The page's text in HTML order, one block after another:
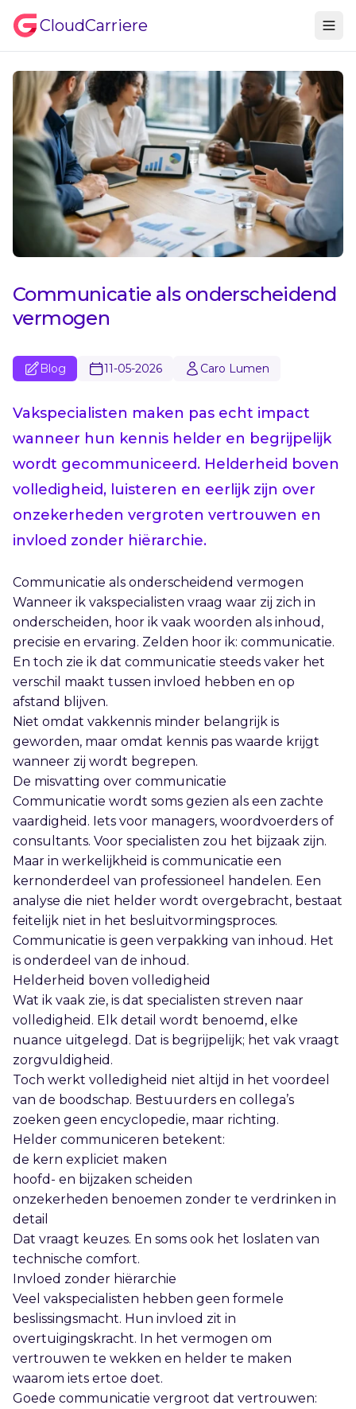
CloudCarriere
Communicatie als onderscheidend
vermogen
Blog 11-05-2026 Caro Lumen
Vakspecialisten maken pas echt impact
wanneer hun kennis helder en begrijpelijk
wordt gecommuniceerd. Helderheid boven
volledigheid, luisteren en eerlijk zijn over
onzekerheden vergroten vertrouwen en
invloed zonder hiërarchie.
Communicatie als onderscheidend vermogen
Wanneer ik vakspecialisten vraag waar zij zich in
onderscheiden, hoor ik vaak woorden als inhoud,
precisie en ervaring. Zelden hoor ik: communicatie.
En toch zie ik dat communicatie steeds vaker het
verschil maakt tussen invloed hebben en op
afstand blijven.
Niet omdat vakkennis minder belangrijk is
geworden, maar omdat kennis pas waarde krijgt
wanneer zij wordt begrepen.
De misvatting over communicatie
Communicatie wordt soms gezien als een zachte
vaardigheid. Iets voor managers, woordvoerders of
consultants. Voor specialisten zou het bijzaak zijn.
Maar in werkelijkheid is communicatie een
kernonderdeel van professioneel handelen. Een
analyse die niet helder wordt overgebracht, bestaat
feitelijk niet in het besluitvormingsproces.
Communicatie is geen verpakking van inhoud. Het
is onderdeel van de inhoud.
Helderheid boven volledigheid
Wat ik vaak zie, is dat specialisten streven naar
volledigheid. Elk detail wordt benoemd, elke
nuance uitgelegd. Dat is begrijpelijk; het vak vraagt
zorgvuldigheid.
Toch werkt volledigheid niet altijd in het voordeel
van de boodschap. Bestuurders en collega’s
zoeken geen encyclopedie, maar richting.
Helder communiceren betekent:
de kern expliciet maken
hoofd- en bijzaken scheiden
onzekerheden benoemen zonder te verdrinken in
detail
Dat vraagt keuzes. En soms ook het loslaten van
technische comfort.
Invloed zonder hiërarchie
Veel vakspecialisten hebben geen formele
beslissingsmacht. Hun invloed zit in
overtuigingskracht. In het vermogen om
vertrouwen te wekken en helder te maken
waarom iets ertoe doet.
Goede communicatie vergroot dat vertrouwen: